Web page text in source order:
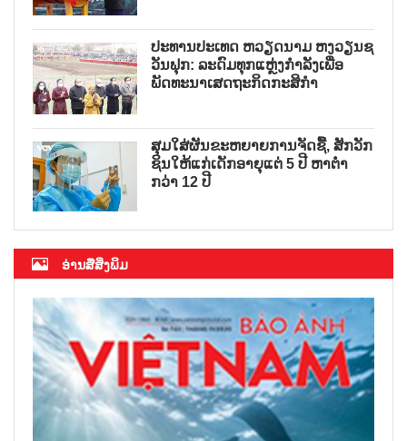
ປະທານປະເທດ ຫວຽດນາມ ຫງວຽນຊ
ວັນຟຸກ: ລະດົມທຸກແຫຼ່ງກຳລັງເພື່ອ
ພັດທະນາເສດຖະກິດກະສິກຳ
ສຸມໃສ່ຜັນຂະຫຍາຍການຈັດຊື້, ສັກວັກ
ຊິນໃຫ້ແກ່ເດັກອາຍຸແຕ່ 5 ປີ ຫາຕ່ຳ
ກວ່າ 12 ປີ
ອ່ານສື່ສິ່ງພິມ